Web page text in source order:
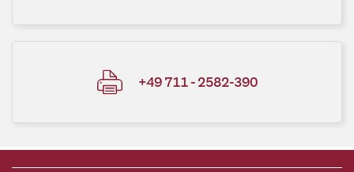
+49 711 - 2582-390